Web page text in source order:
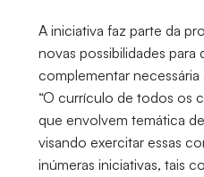
A iniciativa faz parte da
novas possibilidades para
complementar
“O currículo de todos os
que envolvem temática
visando exercitar essas
inúmeras iniciativas, tais